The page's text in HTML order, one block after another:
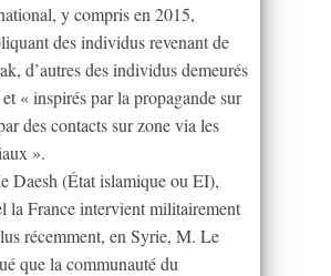
y compris en 2015,
des individus revenant de
d’autres des individus demeurés
« inspirés par la propagande sur
des contacts sur zone via les
».
Daesh (État islamique ou EI),
la France intervient militairement
récemment, en Syrie, M. Le
que la communauté du